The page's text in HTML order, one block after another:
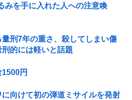
みを手に入れた人への注意喚
刑7年の重さ、殺してしまい傷
的には軽いと話題
円
向けて初の弾道ミサイルを発射